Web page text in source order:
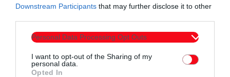
Downstream Participants that may further disclose it to other
Personal Data Processing Opt Outs
I want to opt-out of the Sharing of my
personal data.
Opted In
αναβάθμισης σε τμήματά της στα οποία έχουν συσσωρευθεί
βλάβες, λόγω φυσιολογικής φθοράς, σε συνδυασμό με τον
υψηλό φόρτο κυκλοφορίας, αλλά και λόγω των τοπικών
Το έργο υλοποιείται με τη συγχρηματοδότηση της